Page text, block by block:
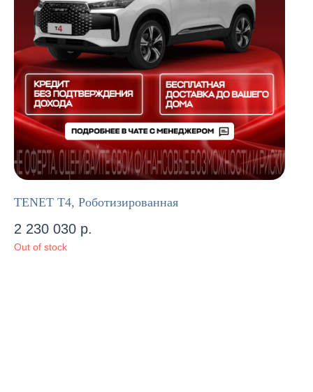
TENET T4, Роботизированная
2 230 030 р.
Out of stock